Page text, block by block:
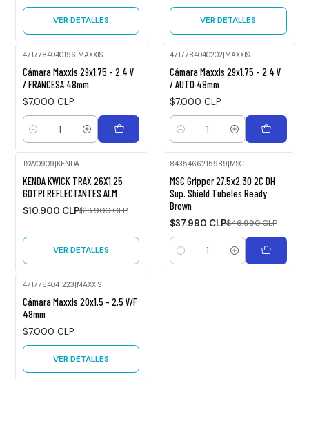
VER DETALLES VER DETALLES
4717784040196 MAXXIS
Cámara Maxxis 29x1.75 - 2.4 V
/ FRANCESA 48mm
$7.000 CLP
Cantidad
4717784040202 MAXXIS
Cámara Maxxis 29x1.75 - 2.4 V
/ AUTO 48mm
$7.000 CLP
Cantidad
-42%
OFF
TSW0909|KENDA
KENDA KWICK TRAX 26X1.25
60TPI REFLECTANTES ALM
$10.900 CLP$18.900 CLP
VER DETALLES
-19%
OFF
8435466215989|MSC
MSC Gripper 27.5x2.30 2C DH
Sup. Shield Tubeles Ready
Brown
$37.990 CLP$46.990 CLP
Cantidad
4717784041223 MAXXIS
Cámara Maxxis 20x1.5 - 2.5 V/F
48mm
$7.000 CLP
VER DETALLES